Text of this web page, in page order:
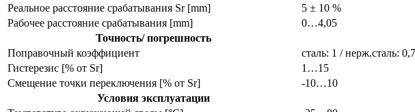
Реальное расстояние срабатывания Sr [mm]
5 ± 10 %
Рабочее расстояние срабатывания [mm]
0…4,05
Точность/ погрешность
Поправочный коэффициент
сталь: 1 / нерж.сталь:
Гистерезис [% от Sr]
1…15
Смещение точки переключения [% от Sr]
-10…10
Условия эксплуатации